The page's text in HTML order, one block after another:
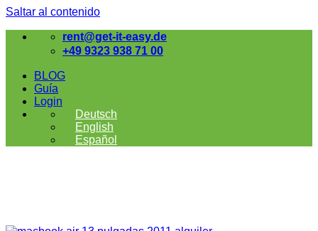
Saltar al contenido
rent@get-it-easy.de
+49 9323 938 71 00
BLOG
Guía
Login
Deutsch
English
Español